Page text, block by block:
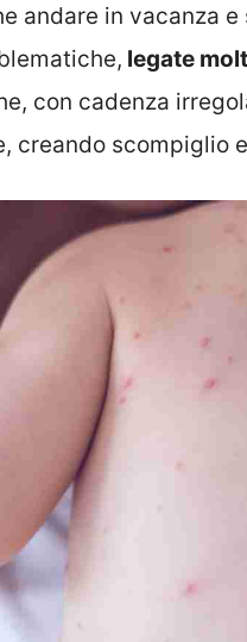
andare in vacanza
legate
con cadenza
creando scompiglio